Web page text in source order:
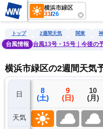
横浜市緑区
33/26
雨雲レーダー 台風情報 地
トップ 2週間天気 関東
台風情報
台風13号・15号｜今後の
横浜市緑区の2週間天気
日
天気
7
(金)
8
(土)
9
(日)
10
(月)